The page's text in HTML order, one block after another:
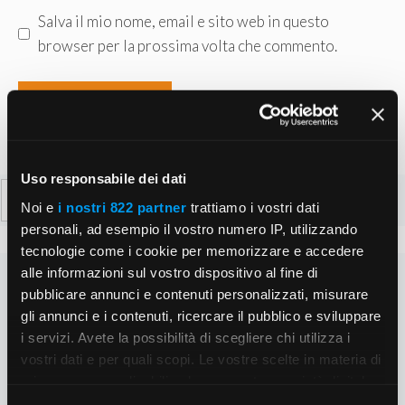
Uso responsabile dei dati
Noi e i nostri 822 partner trattiamo i vostri dati
personali, ad esempio il vostro numero IP, utilizzando
tecnologie come i cookie per memorizzare e accedere
alle informazioni sul vostro dispositivo al fine di
pubblicare annunci e contenuti personalizzati, misurare
gli annunci e i contenuti, ricercare il pubblico e sviluppare
i servizi. Avete la possibilità di scegliere chi utilizza i
vostri dati e per quali scopi. Le vostre scelte in materia di
Salva il mio nome, email e sito web in questo
browser per la prossima volta che commento.
Ricerca
per: